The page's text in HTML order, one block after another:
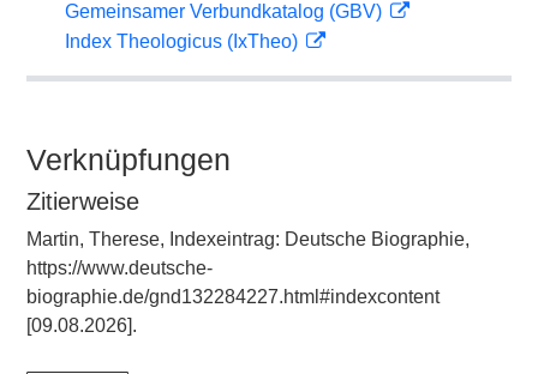
Gemeinsamer Verbundkatalog (GBV)
Index Theologicus (IxTheo)
Verknüpfungen
Zitierweise
Martin, Therese, Indexeintrag: Deutsche Biographie,
https://www.deutsche-
biographie.de/gnd132284227.html#indexcontent
[09.08.2026].